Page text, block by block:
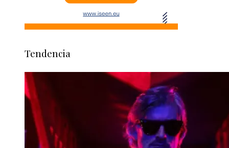
Tendencia